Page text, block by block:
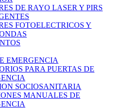
DE RAYO LASER Y PIRS
FOTOELECTRICOS Y
EMERGENCIA
PARA PUERTAS DE
SOCIOSANITARIA
MANUALES DE